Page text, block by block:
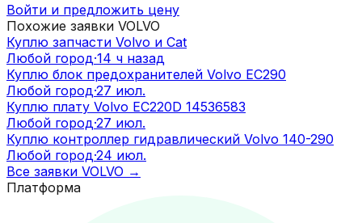
Войти и предложить цену
Похожие заявки VOLVO
Куплю запчасти Volvo и Cat
Любой город·14 ч назад
Куплю блок предохранителей Volvo EC290
Любой город·27 июл.
Куплю плату Volvo EC220D 14536583
Любой город·27 июл.
Куплю контроллер гидравлический Volvo 140-290
Любой город·24 июл.
Все заявки VOLVO →
Платформа